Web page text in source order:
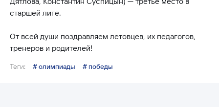
старшей лиге.
От всей души поздравляем летовцев, их педагогов,
тренеров и родителей!
Теги: # олимпиады # победы